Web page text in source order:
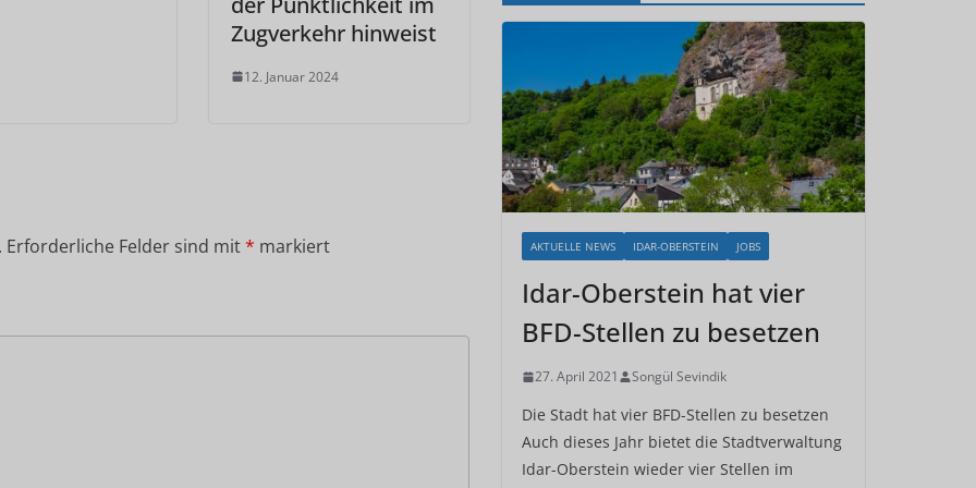
Zugverkehr hinweist
12. Januar 2024
Erforderliche Felder sind mit* markiert AKTUELLE NEWS IDAR-OBERSTEIN JOBS
Idar-Oberstein hat vier
BFD-Stellen zu besetzen
27. April 2021 Songül Sevindik
Die Stadt hat vier BFD-Stellen zu besetzen
Auch dieses Jahr bietet die Stadtverwaltung
Idar-Oberstein wieder vier Stellen im